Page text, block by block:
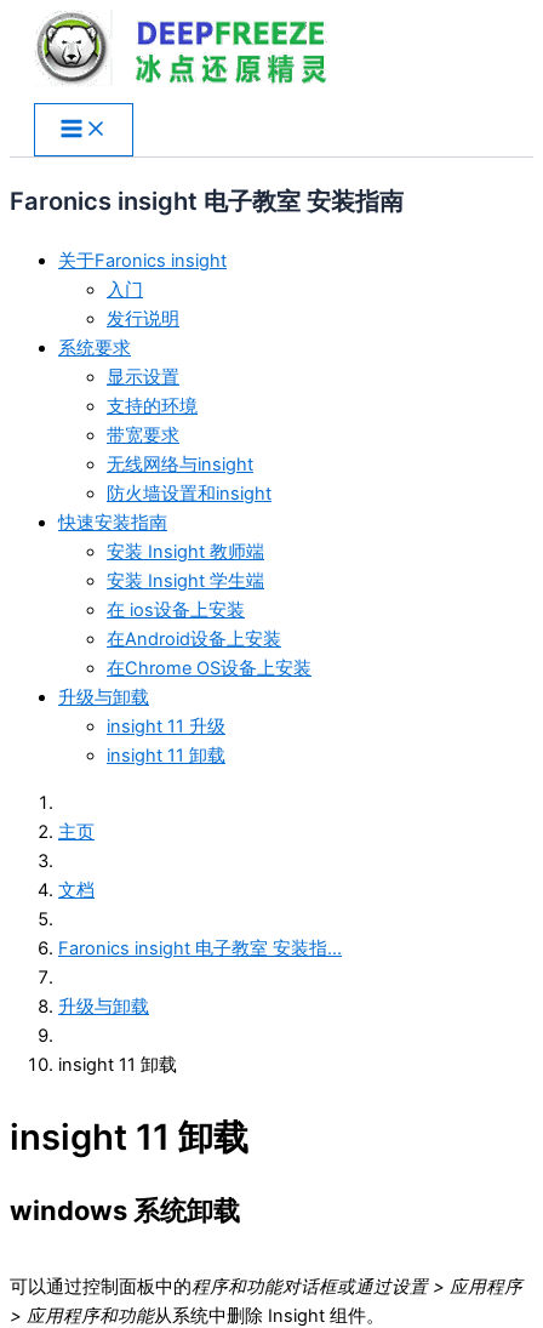
Faronics insight 电子教室 安装指南
关于Faronics insight
入门
发行说明
系统要求
显示设置
支持的环境
带宽要求
无线网络与insight
防火墙设置和insight
快速安装指南
安装 Insight 教师端
安装 Insight 学生端
在 ios设备上安装
在Android设备上安装
在Chrome OS设备上安装
升级与卸载
insight 11 升级
insight 11 卸载
主页
文档
Faronics insight 电子教室 安装指...
升级与卸载
insight 11 卸载
insight 11 卸载
windows 系统卸载
可以通过控制面板中的程序和功能对话框或通过设置 > 应用程序
> 应用程序和功能从系统中删除 Insight 组件。